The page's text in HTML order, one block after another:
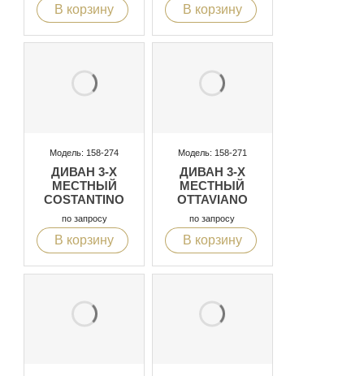
В корзину В корзину
Модель: 158-274
ДИВАН 3-Х
МЕСТНЫЙ
COSTANTINO
по запросу
В корзину
Модель: 158-271
ДИВАН 3-Х
МЕСТНЫЙ
OTTAVIANO
по запросу
В корзину